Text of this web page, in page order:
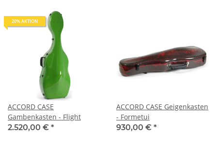
20% AKTION
ACCORD CASE
Gambenkasten - Flight
2.520,00 € *
ACCORD CASE Geigenkasten
- Formetui
930,00 € *